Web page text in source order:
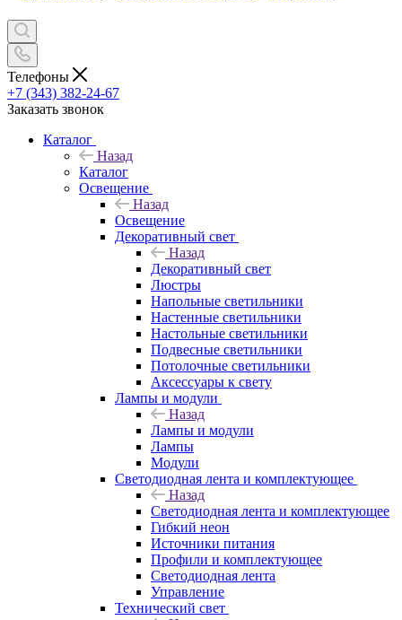
Телефоны
+7 (343) 382-24-67
Заказать звонок
Каталог
Назад
Каталог
Освещение
Назад
Освещение
Декоративный свет
Назад
Декоративный свет
Люстры
Напольные светильники
Настенные светильники
Настольные светильники
Подвесные светильники
Потолочные светильники
Аксессуары к свету
Лампы и модули
Назад
Лампы и модули
Лампы
Модули
Светодиодная лента и комплектующее
Назад
Светодиодная лента и комплектующее
Гибкий неон
Источники питания
Профили и комплектующее
Светодиодная лента
Управление
Технический свет